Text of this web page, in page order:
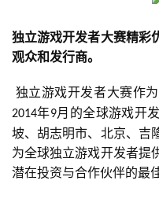
0
2
5
第
十
三
届
金
独立游戏开发者大赛精彩
观众和发行商。
独立游戏开发者大赛作为
2014年9月的全球游戏开
坡、胡志明市、北京、吉
为全球独立游戏开发者提
潜在投资与合作伙伴的最